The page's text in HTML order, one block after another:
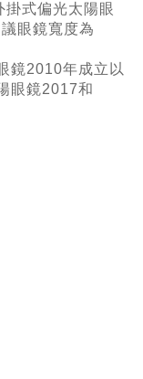
掛式偏光太陽眼
眼鏡寬度為
鏡2010年成立以
眼鏡2017和